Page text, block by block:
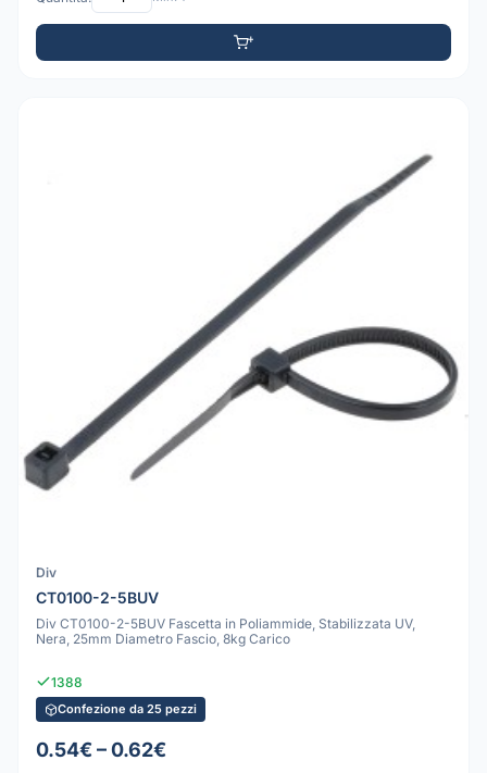
Div
CT0100-2-5BUV
Div CT0100-2-5BUV Fascetta in Poliammide, Stabilizzata UV,
Nera, 25mm Diametro Fascio, 8kg Carico
1388
Confezione da 25 pezzi
0.54€ – 0.62€